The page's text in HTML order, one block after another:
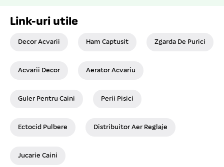
Link-uri utile
Decor Acvarii Ham Captusit Zgarda De Purici
Acvarii Decor Aerator Acvariu
Guler Pentru Caini Perii Pisici
Ectocid Pulbere Distribuitor Aer Reglaje
Jucarie Caini